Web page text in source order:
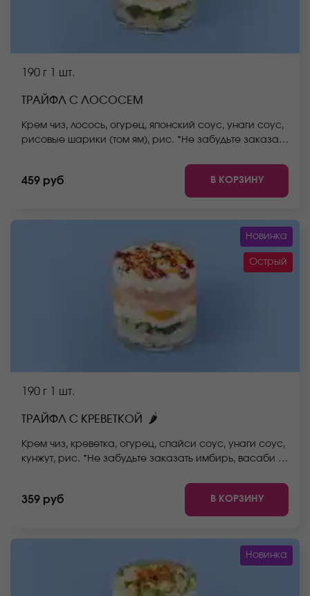
190 г 1 шт.
ТРАЙФЛ С ЛОСОСЕМ
Крем чиз, лосось, огурец, японский соус, унаги соус,
рисовые шарики (том ям), рис. *Не забудьте заказать
стоимость заказа. *Внешний вид блюда может
отличаться от фото на сайте.
459 руб В КОРЗИНУ
Новинка
Острый
190 г 1 шт.
ТРАЙФЛ С КРЕВЕТКОЙ 🌶
Крем чиз, креветка, огурец, спайси соус, унаги соус,
кунжут, рис. *Не забудьте заказать имбирь, васаби и
*Внешний вид блюда может отличаться от фото на
сайте.
359 руб В КОРЗИНУ
Новинка